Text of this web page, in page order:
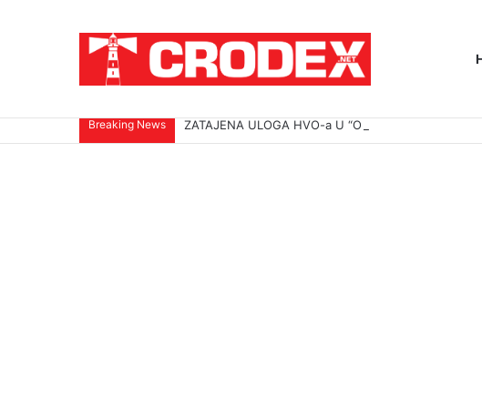
Breaking News ZATAJENA ULOGA HVO-a U “OLUJI”